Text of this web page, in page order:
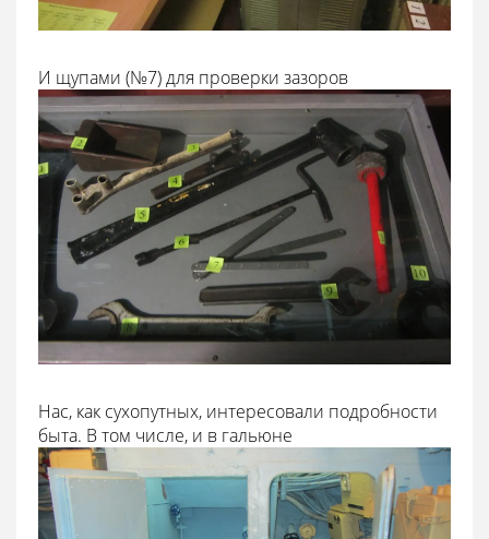
И щупами (№7) для проверки зазоров
Нас, как сухопутных, интересовали подробности
быта. В том числе, и в гальюне